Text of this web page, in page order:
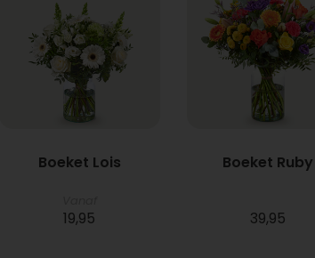
Boeket Lois
19,95
Boeket Ruby
39,95